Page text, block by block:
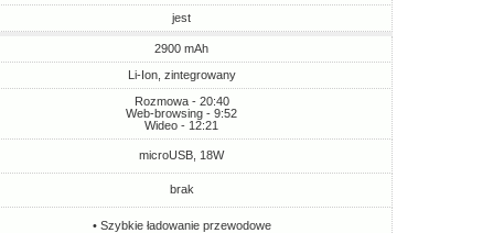
jest
2900 mAh
Li-Ion, zintegrowany
Rozmowa - 20:40
Web-browsing - 9:52
Wideo - 12:21
microUSB, 18W
brak
• Szybkie ładowanie przewodowe